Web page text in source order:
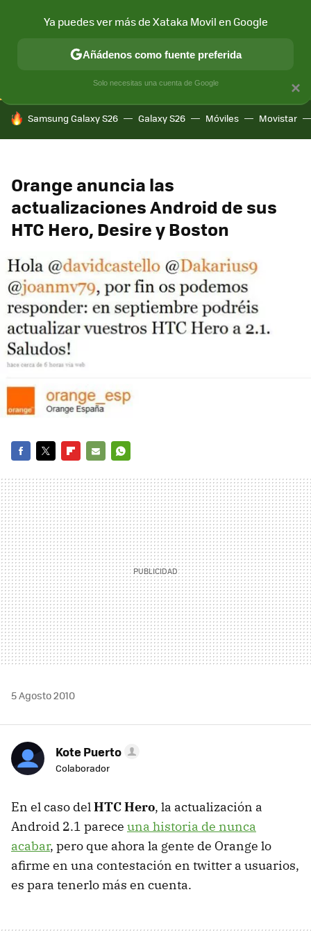
CONECTIVIDAD MÓVIL Y SOCIEDAD APLICACIONES
HOY SE HABLA DE
Samsung Galaxy S26 Galaxy S26 Móviles Movistar
Orange anuncia las
actualizaciones Android de sus
HTC Hero, Desire y Boston
MAIL
5 Agosto 2010
Kote Puerto
Colaborador
En el caso delHTCHero, la actualización a
Android 2.1 parece una historia de nunca
acabar, pero que ahora la gente de Orange lo
afirme en una contestación en twitter a usuarios,
es para tenerlo más en cuenta.
×
Ya puedes ver más de Xataka Movil en Google
Añádenos como fuente preferida
Solo necesitas una cuenta de Google